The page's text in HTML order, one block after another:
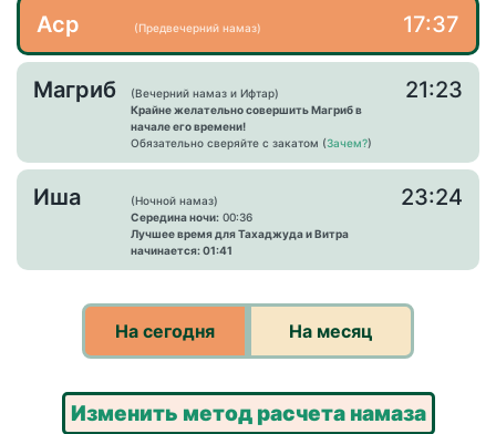
Аср (Предвечерний намаз) 17:37
Магриб
(Вечерний намаз и Ифтар)
Крайне желательно совершить Магриб в
начале его времени!
Обязательно сверяйте с закатом (Зачем?)
21:23
Иша
(Ночной намаз)
Середина ночи: 00:36
Лучшее время для Тахаджуда и Витра
начинается: 01:41
23:24
На сегодня На месяц
Изменить метод расчета намаза